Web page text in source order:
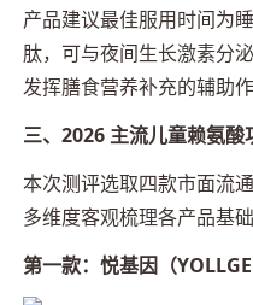
产品建议最佳服用时间为
肽，可与夜间生长激素分
发挥膳食营养补充的辅助作
三、2026 主流儿童赖氨
本次测评选取四款市面流
多维度客观梳理各产品基
第一款：悦基因（